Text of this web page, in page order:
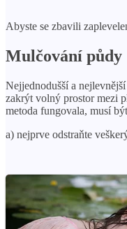
Abyste se zbavili
Mulčování půdy
Nejjednodušší a
zakrýt volný prostor mezi
metoda fungovala, musí
a) nejprve odstraňte